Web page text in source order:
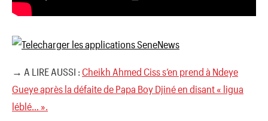
→ A LIRE AUSSI : Cheikh Ahmed Ciss s’en prend à Ndeye
Gueye après la défaite de Papa Boy Djiné en disant « ligua
léblé… ».